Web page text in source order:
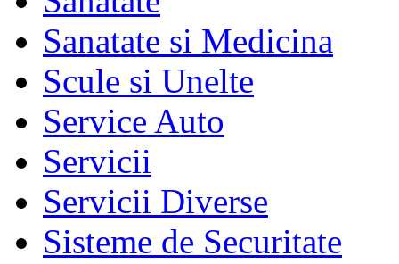
Sanatate si Medicina
Scule si Unelte
Service Auto
Servicii
Servicii Diverse
Sisteme de Securitate